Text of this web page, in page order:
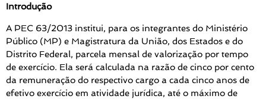
Introdução
A PEC 63/2013 institui, para os integrantes do Ministério
Público (MP) e Magistratura da União, dos Estados e do
Distrito Federal, parcela mensal de valorização por tempo
de exercício. Ela será calculada na razão de cinco por cento
da remuneração do respectivo cargo a cada cinco anos de
efetivo exercício em atividade jurídica, até o máximo de